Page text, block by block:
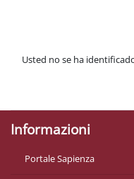
Usted no se ha
Informazioni
Portale Sapienza